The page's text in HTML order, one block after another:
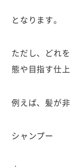
となります。
ただし、どれ
態や目指す仕
例えば、髪が
シャンプー